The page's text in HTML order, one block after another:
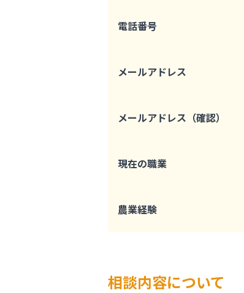
電話番号
メールアドレス
メールアドレス（確認）
現在の職業
農業経験
相談内容について